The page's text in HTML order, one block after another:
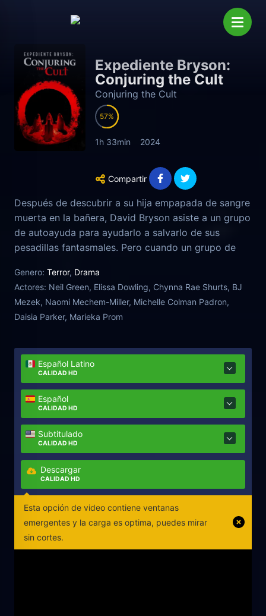
Expediente Bryson:
Conjuring the Cult
Conjuring the Cult
57
1h 33min 2024
Compartir
Después de descubrir a su hija empapada de sangre
muerta en la bañera, David Bryson asiste a un grupo
de autoayuda para ayudarlo a salvarlo de sus
pesadillas fantasmales. Pero cuando un grupo de
a resucitar a su hija. Las decisiones de David no
solo decidirán su destino... sino el destino del alma
de su hija muerta.
Genero: Terror, Drama
Actores: Neil Green, Elissa Dowling, Chynna Rae Shurts, BJ
Mezek, Naomi Mechem-Miller, Michelle Colman Padron,
Daisia Parker, Marieka Prom
Español Latino
CALIDAD HD
Español
CALIDAD HD
Subtitulado
CALIDAD HD
Descargar
CALIDAD HD
Esta opción de video contiene ventanas
emergentes y la carga es optima, puedes mirar
sin cortes.